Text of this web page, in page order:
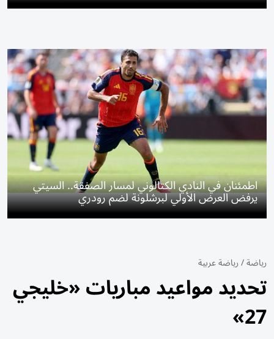
اطمئنان في النادي الكتالوني لمسار الصفقة.. السيتي
يرفض العرض الأولي لبرشلونة لضم رودري
رياضة/رياضة عربية
تحديد مواعيد مباريات «خليجي
27»